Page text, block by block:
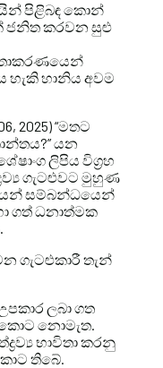
පිළිබඳ කොන්
ජනිත කරවන සුළු
හැකි හානිය අවම
2025) “මතට
යන
ලිපිය විග්‍රහ
ගැටළුවට මුහුණ
සම්බන්ධයෙන්
ගත් ධනාත්මක
ගැටළුකාරී තැන්
ලබා ගත
කොට නොමැත.
භාවිතා කරනු
තිබේ.